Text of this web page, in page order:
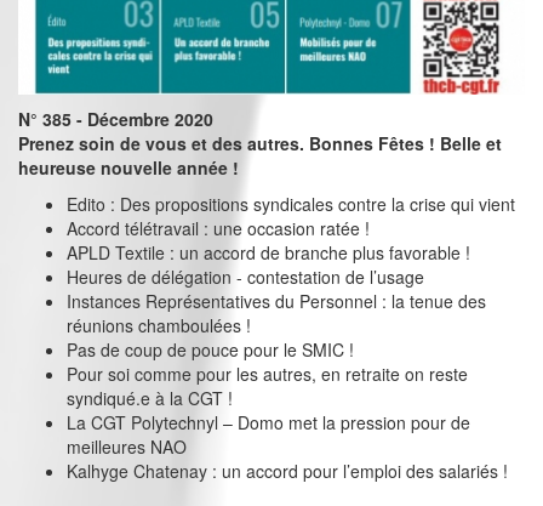
N° 385 - Décembre 2020
Prenez soin de vous et des autres. Bonnes Fêtes ! Belle et
heureuse nouvelle année !
Edito : Des propositions syndicales contre la crise qui vient
Accord télétravail : une occasion ratée !
APLD Textile : un accord de branche plus favorable !
Heures de délégation - contestation de l’usage
Instances Représentatives du Personnel : la tenue des
réunions chamboulées !
Pas de coup de pouce pour le SMIC !
Pour soi comme pour les autres, en retraite on reste
syndiqué.e à la CGT !
La CGT Polytechnyl – Domo met la pression pour de
meilleures NAO
Kalhyge Chatenay : un accord pour l’emploi des salariés !